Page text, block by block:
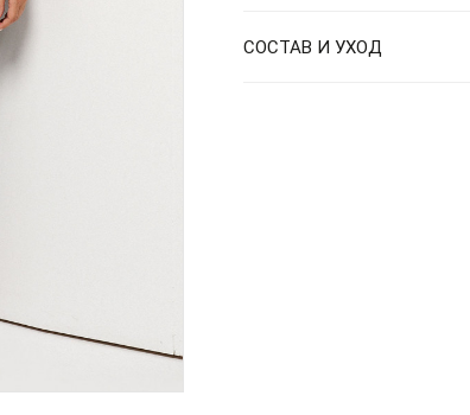
СОСТАВ И УХОД